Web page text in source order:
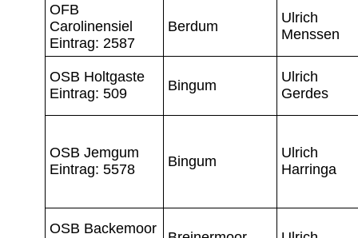
OFB
Carolinensiel
Eintrag: 2587
Berdum
Ulrich
Menssen
OSB Holtgaste
Eintrag: 509
Bingum
Ulrich
Gerdes
OSB Jemgum
Eintrag: 5578
Bingum
Ulrich
Harringa
OSB Backemoor